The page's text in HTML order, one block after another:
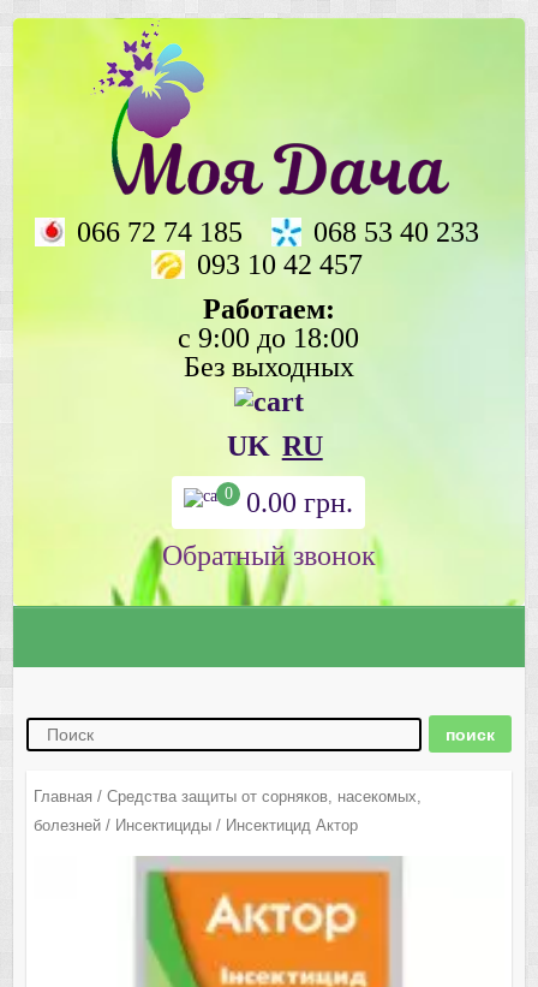
066 72 74 185
068 53 40 233
093 10 42 457
Работаем:
с 9:00 до 18:00
Без выходных
UK RU
0 0.00грн.
Главная / Средства защиты от сорняков, насекомых,
болезней/ Инсектициды/ Инсектицид Актор